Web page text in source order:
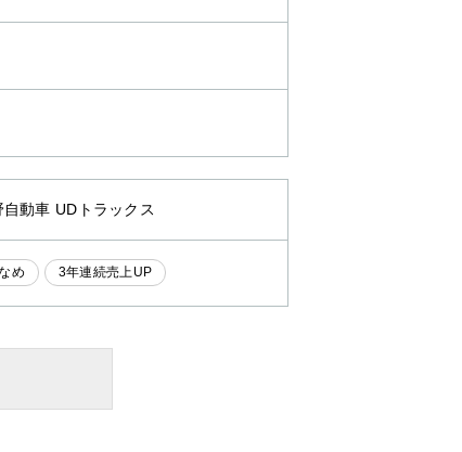
動車 UDトラックス
め 3年連続売上UP